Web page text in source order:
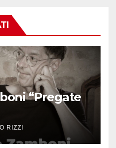
“Pregate
RIZZI